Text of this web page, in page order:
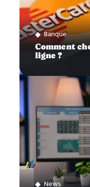
Banque
Comment
ligne ?
News